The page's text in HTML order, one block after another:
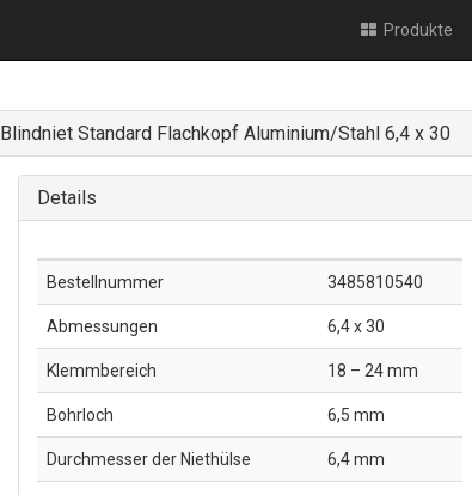
Produkte
Blindniet Standard Flachkopf Aluminium/Stahl 6,4 x 30
Details
Bestellnummer 3485810540
Abmessungen 6,4 x 30
Klemmbereich 18 – 24 mm
Bohrloch 6,5 mm
Durchmesser der Niethülse 6,4 mm